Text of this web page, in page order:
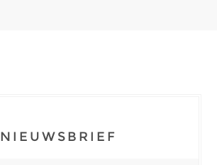
NIEUWSBRIEF